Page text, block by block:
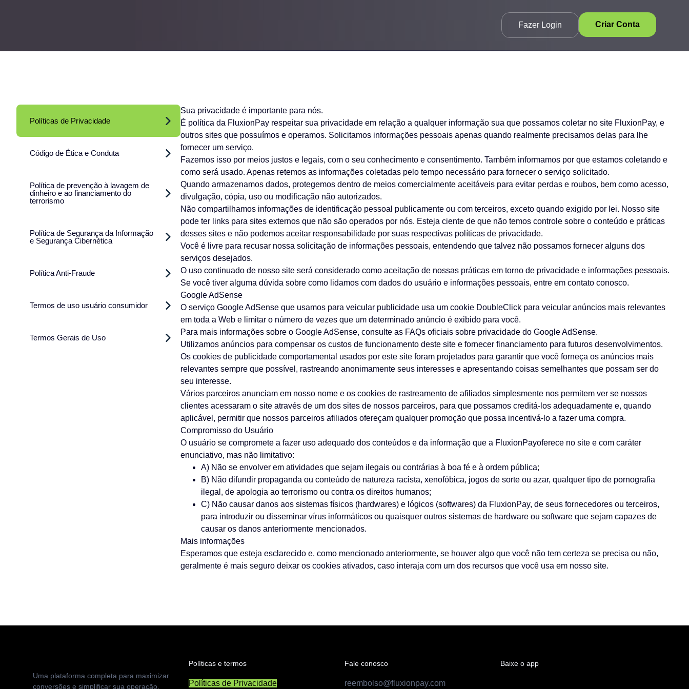
Fazer Login Criar Conta
Políticas de Privacidade
Código de Ética e Conduta
Política de prevenção à lavagem de
dinheiro e ao financiamento do
terrorismo
Política de Segurança da Informação
e Segurança Cibernética
Política Anti-Fraude
Termos de uso usuário consumidor
Termos Gerais de Uso
Sua privacidade é importante para nós.
É política da FluxionPay respeitar sua privacidade em relação a qualquer informação sua que possamos coletar no site FluxionPay, e
outros sites que possuímos e operamos. Solicitamos informações pessoais apenas quando realmente precisamos delas para lhe
fornecer um serviço.
Fazemos isso por meios justos e legais, com o seu conhecimento e consentimento. Também informamos por que estamos coletando e
como será usado. Apenas retemos as informações coletadas pelo tempo necessário para fornecer o serviço solicitado.
Quando armazenamos dados, protegemos dentro de meios comercialmente aceitáveis para evitar perdas e roubos, bem como acesso,
divulgação, cópia, uso ou modificação não autorizados.
Não compartilhamos informações de identificação pessoal publicamente ou com terceiros, exceto quando exigido por lei. Nosso site
pode ter links para sites externos que não são operados por nós. Esteja ciente de que não temos controle sobre o conteúdo e práticas
desses sites e não podemos aceitar responsabilidade por suas respectivas políticas de privacidade.
Você é livre para recusar nossa solicitação de informações pessoais, entendendo que talvez não possamos fornecer alguns dos
serviços desejados.
O uso continuado de nosso site será considerado como aceitação de nossas práticas em torno de privacidade e informações pessoais.
Se você tiver alguma dúvida sobre como lidamos com dados do usuário e informações pessoais, entre em contato conosco.
Google AdSense
O serviço Google AdSense que usamos para veicular publicidade usa um cookie DoubleClick para veicular anúncios mais relevantes
em toda a Web e limitar o número de vezes que um determinado anúncio é exibido para você.
Para mais informações sobre o Google AdSense, consulte as FAQs oficiais sobre privacidade do Google AdSense.
Utilizamos anúncios para compensar os custos de funcionamento deste site e fornecer financiamento para futuros desenvolvimentos.
Os cookies de publicidade comportamental usados por este site foram projetados para garantir que você forneça os anúncios mais
relevantes sempre que possível, rastreando anonimamente seus interesses e apresentando coisas semelhantes que possam ser do
seu interesse.
Vários parceiros anunciam em nosso nome e os cookies de rastreamento de afiliados simplesmente nos permitem ver se nossos
clientes acessaram o site através de um dos sites de nossos parceiros, para que possamos creditá-los adequadamente e, quando
aplicável, permitir que nossos parceiros afiliados ofereçam qualquer promoção que possa incentivá-lo a fazer uma compra.
Compromisso do Usuário
O usuário se compromete a fazer uso adequado dos conteúdos e da informação que a FluxionPayoferece no site e com caráter
enunciativo, mas não limitativo:
A) Não se envolver em atividades que sejam ilegais ou contrárias à boa fé e à ordem pública;
B) Não difundir propaganda ou conteúdo de natureza racista, xenofóbica, jogos de sorte ou azar, qualquer tipo de pornografia
ilegal, de apologia ao terrorismo ou contra os direitos humanos;
C) Não causar danos aos sistemas físicos (hardwares) e lógicos (softwares) da FluxionPay, de seus fornecedores ou terceiros,
para introduzir ou disseminar vírus informáticos ou quaisquer outros sistemas de hardware ou software que sejam capazes de
causar os danos anteriormente mencionados.
Mais informações
Esperamos que esteja esclarecido e, como mencionado anteriormente, se houver algo que você não tem certeza se precisa ou não,
geralmente é mais seguro deixar os cookies ativados, caso interaja com um dos recursos que você usa em nosso site.
Uma plataforma completa para maximizar
conversões e simplificar sua operação.
Políticas e termos
Políticas de Privacidade
Fale conosco
reembolso@fluxionpay.com
Baixe o app